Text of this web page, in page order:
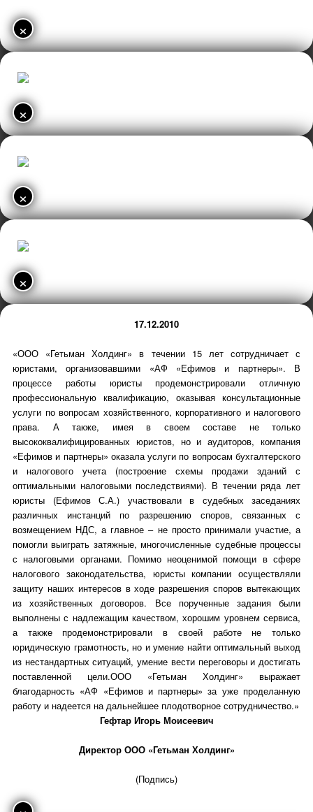
×
×
×
×
17.12.2010
«ООО «Гетьман Холдинг» в течении 15 лет сотрудничает с
юристами, организовавшими «АФ «Ефимов и партнеры». В
процессе работы юристы продемонстрировали отличную
профессиональную квалификацию, оказывая консультационные
услуги по вопросам хозяйственного, корпоративного и налогового
права. А также, имея в своем составе не только
высококвалифицированных юристов, но и аудиторов, компания
«Ефимов и партнеры» оказала услуги по вопросам бухгалтерского
и налогового учета (построение схемы продажи зданий с
оптимальными налоговыми последствиями). В течении ряда лет
юристы (Ефимов С.А.) участвовали в судебных заседаниях
различных инстанций по разрешению споров, связанных с
возмещением НДС, а главное – не просто принимали участие, а
помогли выиграть затяжные, многочисленные судебные процессы
с налоговыми органами. Помимо неоценимой помощи в сфере
налогового законодательства, юристы компании осуществляли
защиту наших интересов в ходе разрешения споров вытекающих
из хозяйственных договоров. Все порученные задания были
выполнены с надлежащим качеством, хорошим уровнем сервиса,
а также продемонстрировали в своей работе не только
юридическую грамотность, но и умение найти оптимальный выход
из нестандартных ситуаций, умение вести переговоры и достигать
поставленной цели.ООО «Гетьман Холдинг» выражает
благодарность «АФ «Ефимов и партнеры» за уже проделанную
работу и надеется на дальнейшее плодотворное сотрудничество.»
Гефтар Игорь Моисеевич
Директор ООО «Гетьман Холдинг»
(Подпись)